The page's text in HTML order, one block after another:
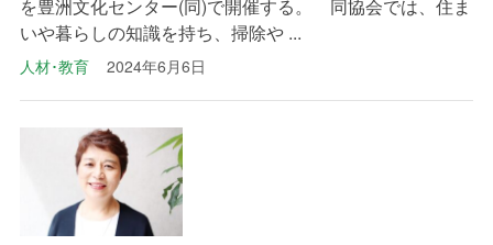
を豊洲文化センター(同)で開催する。 同協会では、住ま
いや暮らしの知識を持ち、掃除や ...
人材･教育 2024年6月6日